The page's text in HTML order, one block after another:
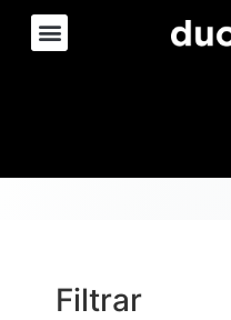
Filtrar